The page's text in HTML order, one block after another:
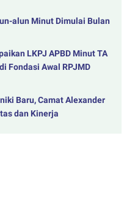
alun Minut Dimulai Bulan
LKPJ APBD Minut TA
Fondasi Awal RPJMD
Baru, Camat Alexander
dan Kinerja